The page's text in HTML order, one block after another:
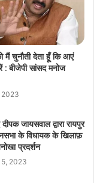
मैं चुनौती देता हूँ कि आएं
: बीजेपी सांसद मनोज
दीपक जायसवाल द्वारा रायपुर
के विधायक के खिलाफ़
प्रदर्शन
2023